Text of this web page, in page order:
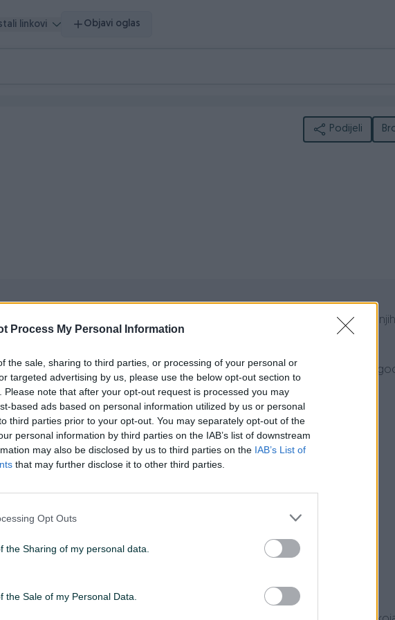
Process My Personal Information
the sale, sharing to third parties, or processing of your personal or
targeted advertising by us, please use the below opt-out section to
Please note that after your opt-out request is processed you may
based ads based on personal information utilized by us or personal
third parties prior to your opt-out. You may separately opt-out of the
personal information by third parties on the IAB’s list of downstream
may also be disclosed by us to third parties on the IAB’s List of
that may further disclose it to other third parties.
Opt Outs
the Sharing of my personal data.
the Sale of my Personal Data.
linkovi Objavi oglas
Podijeli
internet prodaje. Sve više kupaca ima povjerenja u online trgovinu, sve više
širokog asortimana proizvoda iz udobnosti svog doma štedeći tako
djelatnika.